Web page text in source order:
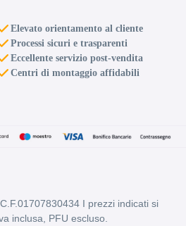
Elevato orientamento al cliente
Processi sicuri e trasparenti
Eccellente servizio post-vendita
Centri di montaggio affidabili
C.F.01707830434 I prezzi indicati si
inclusa, PFU escluso.